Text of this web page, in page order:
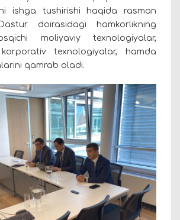
ishga tushirishi haqida rasman
doirasidagi hamkorlikning
moliyaviy texnologiyalar,
texnologiyalar, hamda
qamrab oladi.